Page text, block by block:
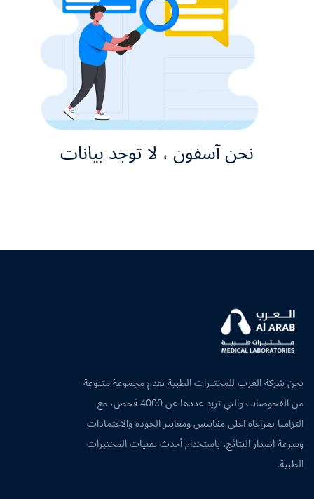
نحن آسفون ، لا توجد بيانات
نحن شركة العرب للمختبرات الطبية نقدم مجموعة متنوعة
من الفحوصات والتي تزيد عددها عن 4000 فحص، مع
التزامنا بمراعاة اعلى مقاييس ومعايير الجودة والاعتمادات
وسرعة اصدار النتائج، باستخدام أحدث تقنيات المختبرات
الطبية.